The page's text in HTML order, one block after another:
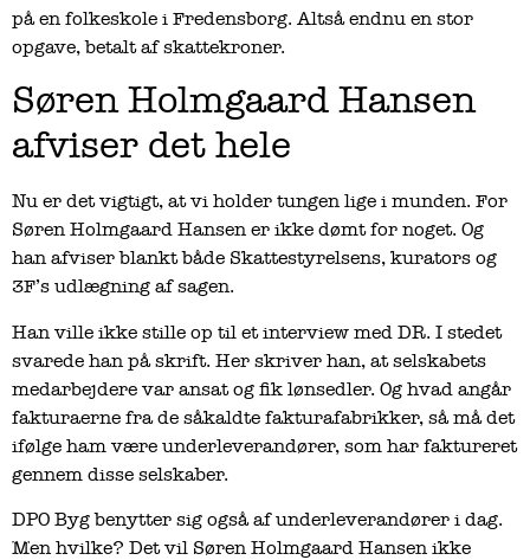
på en folkeskole i Fredensborg. Altså endnu en stor
opgave, betalt af skattekroner.
Søren Holmgaard Hansen
afviser det hele
Nu er det vigtigt, at vi holder tungen lige i munden. For
Søren Holmgaard Hansen er ikke dømt for noget. Og
han afviser blankt både Skattestyrelsens, kurators og
3F’s udlægning af sagen.
Han ville ikke stille op til et interview med DR. I stedet
svarede han på skrift. Her skriver han, at selskabets
medarbejdere var ansat og fik lønsedler. Og hvad angår
fakturaerne fra de såkaldte fakturafabrikker, så må det
ifølge ham være underleverandører, som har faktureret
gennem disse selskaber.
DPO Byg benytter sig også af underleverandører i dag.
Men hvilke? Det vil Søren Holmgaard Hansen ikke